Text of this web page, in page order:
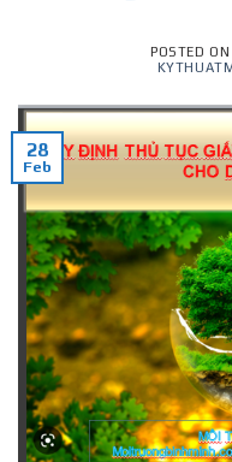
POSTED ON
28
Feb